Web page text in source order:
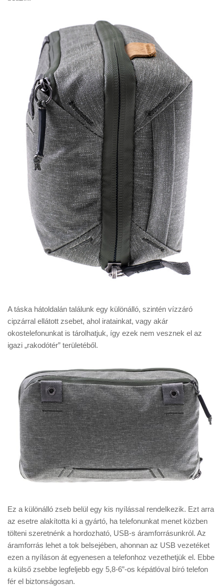
A táska hátoldalán találunk egy különálló, szintén vízzáró
cipzárral ellátott zsebet, ahol iratainkat, vagy akár
okostelefonunkat is tárolhatjuk, így ezek nem vesznek el az
igazi „rakodótér” területéből.
Ez a különálló zseb belül egy kis nyílással rendelkezik. Ezt arra
az esetre alakította ki a gyártó, ha telefonunkat menet közben
tölteni szeretnénk a hordozható, USB-s áramforrásunkról. Az
áramforrás lehet a tok belsejében, ahonnan az USB vezetéket
ezen a nyíláson át egyenesen a telefonhoz vezethetjük el. Ebbe
a külső zsebbe legfeljebb egy 5,8-6”-os képátlóval bíró telefon
fér el biztonságosan.